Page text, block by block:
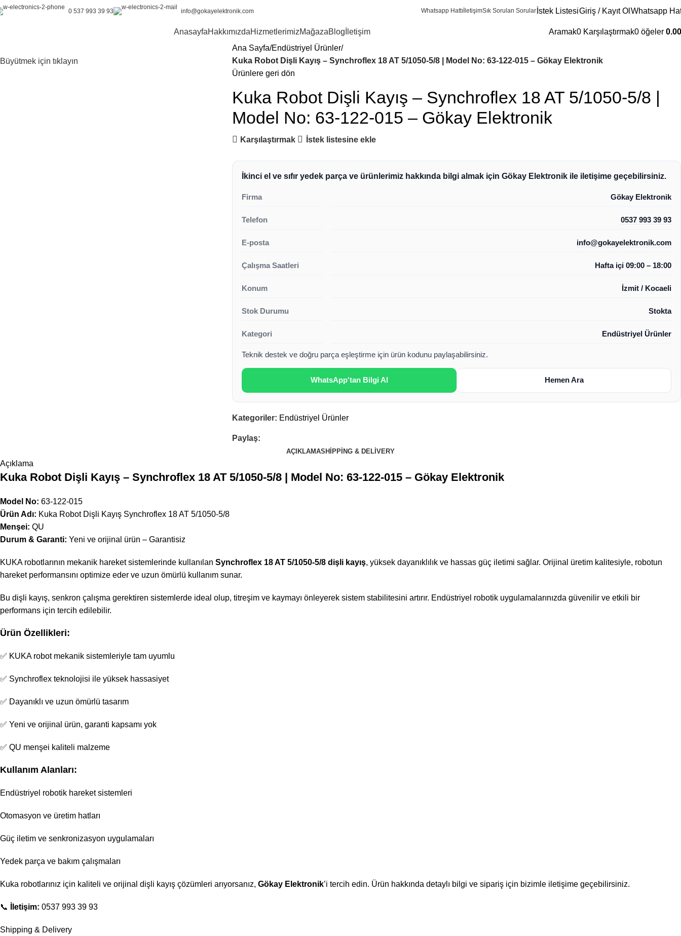
0 537 993 39 93 info@gokayelektronik.com Whatsapp Hattı İletişimSık Sorulan Sorular İstek ListesiGiriş / Kayıt Ol Whatsapp
AnasayfaHakkımızdaHizmetlerimizMağazaBlog İletişim Aramak0 Karşılaştırmak0 öğeler 0.00
Büyütmek için tıklayın
Ana Sayfa Endüstriyel Ürünler
Kuka Robot Dişli Kayış – Synchroflex 18 AT 5/1050-5/8 | Model No: 63-122-015 – Gökay Elektronik
Ürünlere geri dön
Kuka Robot Dişli Kayış – Synchroflex 18 AT 5/1050-5/8 |
Model No: 63-122-015 – Gökay Elektronik
Karşılaştırmak İstek listesine ekle
İkinci el ve sıfır yedek parça ve ürünlerimiz hakkında bilgi almak için Gökay Elektronik ile iletişime geçebilirsiniz.
Firma Gökay Elektronik
Telefon 0537 993 39 93
E-posta info@gokayelektronik.com
Çalışma Saatleri Hafta içi 09:00 – 18:00
Konum İzmit / Kocaeli
Stok Durumu Stokta
Kategori Endüstriyel Ürünler
Teknik destek ve doğru parça eşleştirme için ürün kodunu paylaşabilirsiniz.
WhatsApp'tan Bilgi Al Hemen Ara
Kategoriler: Endüstriyel Ürünler
Paylaş:
AÇIKLAMASHIPPING & DELIVERY
Açıklama
Kuka Robot Dişli Kayış – Synchroflex 18 AT 5/1050-5/8 | Model No: 63-122-015 – Gökay Elektronik
Model No: 63-122-015
Ürün Adı: Kuka Robot Dişli Kayış Synchroflex 18 AT 5/1050-5/8
Menşei: QU
Durum & Garanti: Yeni ve orijinal ürün – Garantisiz
KUKA robotlarının mekanik hareket sistemlerinde kullanılan Synchroflex 18 AT 5/1050-5/8 dişli kayış, yüksek dayanıklılık ve hassas güç iletimi sağlar. Orijinal üretim kalitesiyle, robotun
hareket performansını optimize eder ve uzun ömürlü kullanım sunar.
Bu dişli kayış, senkron çalışma gerektiren sistemlerde ideal olup, titreşim ve kaymayı önleyerek sistem stabilitesini artırır. Endüstriyel robotik uygulamalarınızda güvenilir ve etkili bir
performans için tercih edilebilir.
Ürün Özellikleri:
✅ KUKA robot mekanik sistemleriyle tam uyumlu
✅ Synchroflex teknolojisi ile yüksek hassasiyet
✅ Dayanıklı ve uzun ömürlü tasarım
✅ Yeni ve orijinal ürün, garanti kapsamı yok
✅ QU menşei kaliteli malzeme
Kullanım Alanları:
Endüstriyel robotik hareket sistemleri
Otomasyon ve üretim hatları
Güç iletim ve senkronizasyon uygulamaları
Yedek parça ve bakım çalışmaları
Kuka robotlarınız için kaliteli ve orijinal dişli kayış çözümleri arıyorsanız, Gökay Elektronik’i tercih edin. Ürün hakkında detaylı bilgi ve sipariş için bizimle iletişime geçebilirsiniz.
📞 İletişim: 0537 993 39 93
Shipping & Delivery